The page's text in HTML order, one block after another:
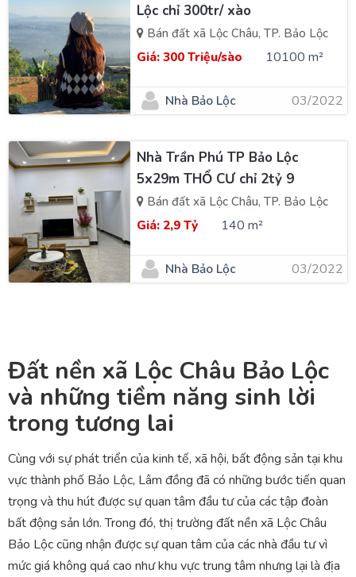
Lộc chỉ 300tr/ xào
Bán đất xã Lộc Châu, TP. Bảo Lộc
Giá:300 Triệu/sào 10100 m²
Nhà Bảo Lộc 03/2022
Nhà Trần Phú TP Bảo Lộc
5x29m THỔ CƯ chỉ 2tỷ 9
Bán đất xã Lộc Châu, TP. Bảo Lộc
Giá: 2,9 Tỷ 140 m²
Nhà Bảo Lộc 03/2022
Đất nền xã Lộc Châu Bảo Lộc
và những tiềm năng sinh lời
trong tương lai
Cùng với sự phát triển của kinh tế, xã hội, bất động sản tại khu
vực thành phố Bảo Lộc, Lâm đồng đã có những bước tiến quan
trọng và thu hút được sự quan tâm đầu tư của các tập đoàn
bất động sản lớn. Trong đó, thị trường đất nền xã Lộc Châu
Bảo Lộc cũng nhận được sự quan tâm của các nhà đầu tư vì
mức giá không quá cao như khu vực trung tâm nhưng lại là địa